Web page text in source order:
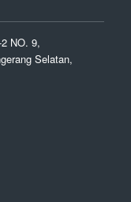
NO. 9,
Selatan,